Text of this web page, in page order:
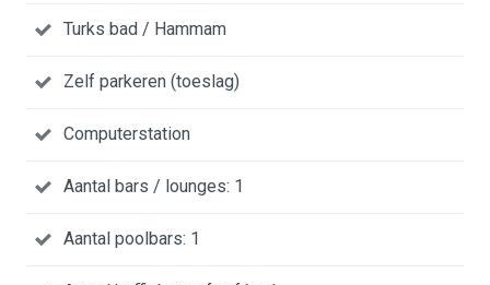
Turks bad / Hammam
Zelf parkeren (toeslag)
Computerstation
Aantal bars / lounges: 1
Aantal poolbars: 1